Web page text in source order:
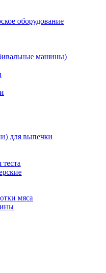
оборудование
машины)
для выпечки
мяса